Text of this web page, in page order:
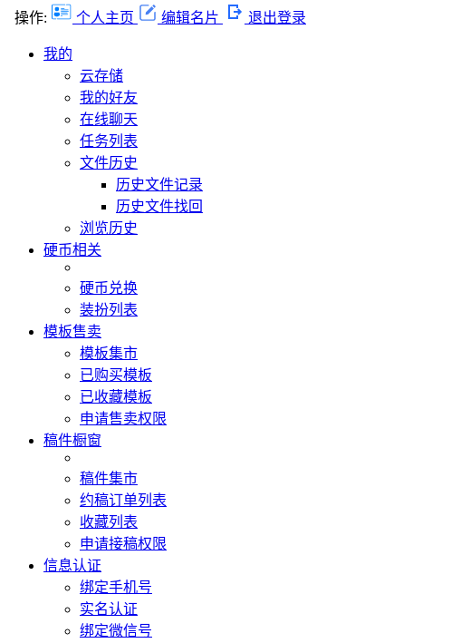
操作: 个人主页 编辑名片 退出登录
我的
云存储
我的好友
在线聊天
任务列表
文件历史
历史文件记录
历史文件找回
浏览历史
硬币相关
硬币兑换
装扮列表
模板售卖
模板集市
已购买模板
已收藏模板
申请售卖权限
稿件橱窗
稿件集市
约稿订单列表
收藏列表
申请接稿权限
信息认证
绑定手机号
实名认证
绑定微信号